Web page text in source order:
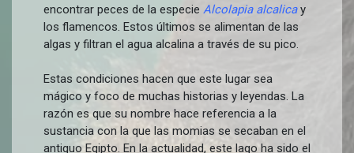
encontrar peces de la especie Alcolapia alcalicay
los flamencos. Estos últimos se alimentan de las
algas y filtran el agua alcalina a través de su pico.
Estas condiciones hacen que este lugar sea
mágico y foco de muchas historias y leyendas. La
razón es que su nombre hace referencia a la
sustancia con la que las momias se secaban en el
antiguo Egipto. En la actualidad, este lago ha sido el